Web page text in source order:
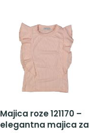
Majica roze 121170 –
elegantna majica za